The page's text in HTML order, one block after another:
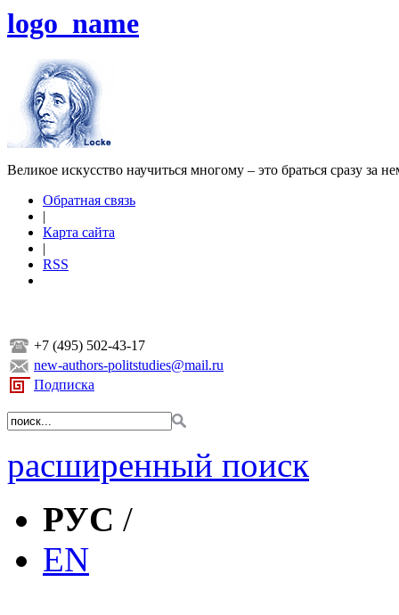
logo_name
Великое искусство научиться многому – это браться сразу за
Обратная связь
|
Карта сайта
|
RSS
+7 (495) 502-43-17
new-authors-politstudies@mail.ru
Подписка
расширенный поиск
РУС /
EN